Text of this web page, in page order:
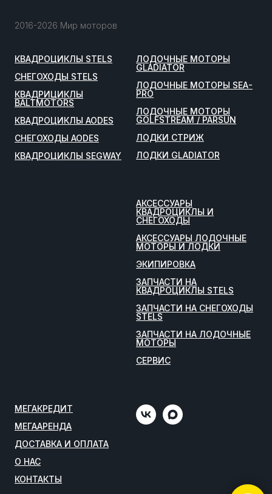
2016-2026 Мир моторов
КВАДРОЦИКЛЫ STELS
СНЕГОХОДЫ STELS
КВАДРИЦИКЛЫ
BALTMOTORS
КВАДРОЦИКЛЫ AODES
СНЕГОХОДЫ AODES
КВАДРОЦИКЛЫ SEGWAY
ЛОДОЧНЫЕ МОТОРЫ
GLADIATOR
ЛОДОЧНЫЕ МОТОРЫ SEA-
PRO
ЛОДОЧНЫЕ МОТОРЫ
GOLFSTREAM / PARSUN
ЛОДКИ СТРИЖ
ЛОДКИ GLADIATOR
АКСЕССУАРЫ
КВАДРОЦИКЛЫ И
СНЕГОХОДЫ
АКСЕССУАРЫ ЛОДОЧНЫЕ
МОТОРЫ И ЛОДКИ
ЭКИПИРОВКА
ЗАПЧАСТИ НА
КВАДРОЦИКЛЫ STELS
ЗАПЧАСТИ НА СНЕГОХОДЫ
STELS
ЗАПЧАСТИ НА ЛОДОЧНЫЕ
МОТОРЫ
СЕРВИС
МЕГАКРЕДИТ
МЕГААРЕНДА
ДОСТАВКА И ОПЛАТА
О НАС
КОНТАКТЫ